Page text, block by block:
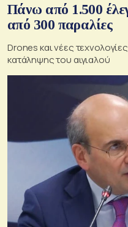
Πάνω από 1.500
από 300 παραλίες
Drones και νέες
κατάληψης του αιγιαλού